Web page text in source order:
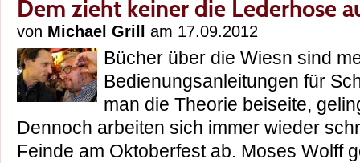
Dem zieht keiner die Lederhose
von Michael Grill am 17.09.2012
Bücher über die Wiesn sind
Bedienungsanleitungen für
man die Theorie beiseite,
Dennoch arbeiten sich immer wieder
Feinde am Oktoberfest ab. Moses Wolff